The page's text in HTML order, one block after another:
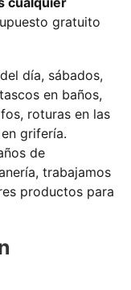
gratuito
del día, sábados,
en baños,
roturas en las
grifería.
de
trabajamos
productos para